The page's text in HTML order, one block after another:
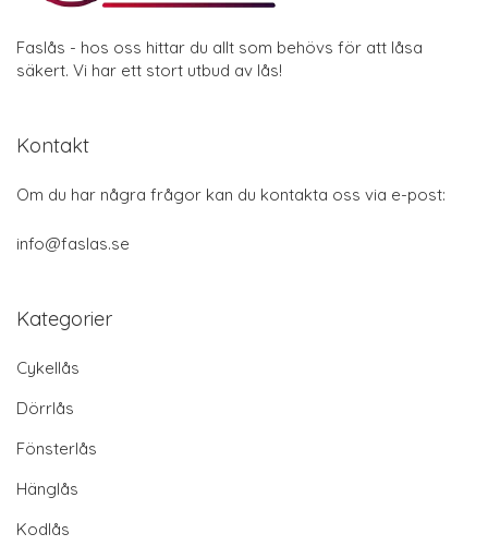
Faslås - hos oss hittar du allt som behövs för att låsa
säkert. Vi har ett stort utbud av lås!
Kontakt
Om du har några frågor kan du kontakta oss via e-post:
info@faslas.se
Kategorier
Cykellås
Dörrlås
Fönsterlås
Hänglås
Kodlås